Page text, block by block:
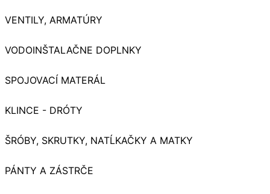
VENTILY, ARMATÚRY
VODOINŠTALAČNE DOPLNKY
SPOJOVACÍ MATERÁL
KLINCE - DRÓTY
ŠRÓBY, SKRUTKY, NATĹKAČKY A MATKY
PÁNTY A ZÁSTRČE